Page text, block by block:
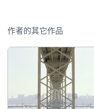
作者的其它作品